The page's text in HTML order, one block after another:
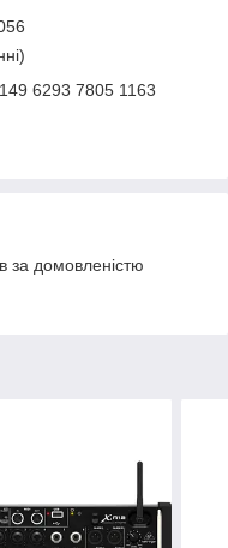
6293 7805 1163
за домовленістю